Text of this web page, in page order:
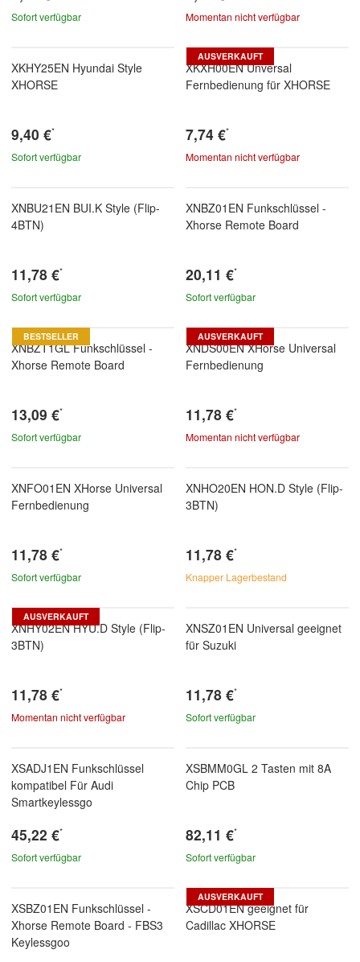
Sofort verfügbar Momentan nicht verfügbar
XKHY25EN Hyundai Style
XHORSE
9,40 €*
Sofort verfügbar
AUSVERKAUFT
XKXH00EN Unversal
Fernbedienung für XHORSE
7,74 €*
Momentan nicht verfügbar
XNBU21EN BUI.K Style (Flip-
4BTN)
11,78 €*
Sofort verfügbar
XNBZ01EN Funkschlüssel -
Xhorse Remote Board
20,11 €*
Sofort verfügbar
BESTSELLER
XNBZT1GL Funkschlüssel -
Xhorse Remote Board
13,09 €*
Sofort verfügbar
AUSVERKAUFT
XNDS00EN XHorse Universal
Fernbedienung
11,78 €*
Momentan nicht verfügbar
XNFO01EN XHorse Universal
Fernbedienung
11,78 €*
Sofort verfügbar
XNHO20EN HON.D Style (Flip-
3BTN)
11,78 €*
Knapper Lagerbestand
AUSVERKAUFT
XNHY02EN HYU.D Style (Flip-
3BTN)
11,78 €*
Momentan nicht verfügbar
XNSZ01EN Universal geeignet
für Suzuki
11,78 €*
Sofort verfügbar
XSADJ1EN Funkschlüssel
kompatibel Für Audi
Smartkeylessgo
45,22 €*
Sofort verfügbar
XSBMM0GL 2 Tasten mit 8A
Chip PCB
82,11 €*
Sofort verfügbar
XSBZ01EN Funkschlüssel -
Xhorse Remote Board - FBS3
Keylessgoo
AUSVERKAUFT
XSCD01EN geeignet für
Cadillac XHORSE